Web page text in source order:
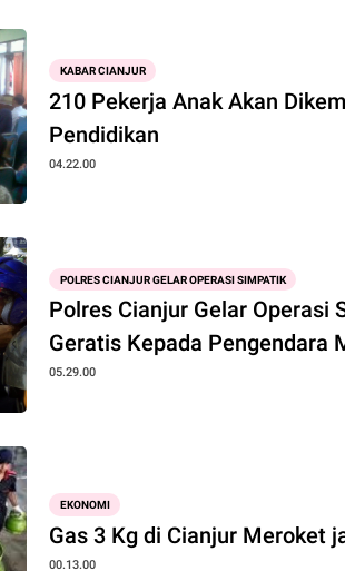
KABAR CIANJUR
210 Pekerja Anak Akan
Pendidikan
04.22.00
POLRES CIANJUR GELAR OPERASI SIMPATIK
Polres Cianjur Gelar Operasi
Geratis Kepada Pengendara
05.29.00
EKONOMI
Gas 3 Kg di Cianjur Meroket
00.13.00